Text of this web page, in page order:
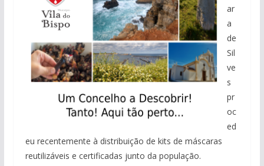
ar
a
de
Sil
ve
s
pr
oc
ed
eu recentemente à distribuição de kits de máscaras
reutilizáveis e certificadas junto da população.